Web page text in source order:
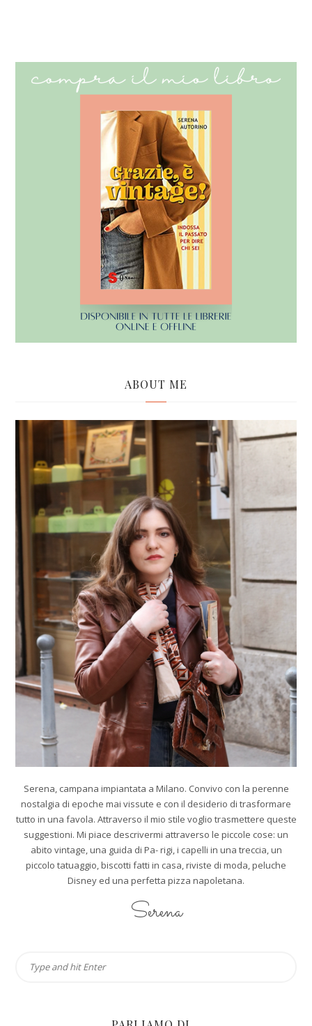
ABOUT ME
Serena, campana impiantata a Milano. Convivo con la perenne
nostalgia di epoche mai vissute e con il desiderio di trasformare
tutto in una favola. Attraverso il mio stile voglio trasmettere queste
suggestioni. Mi piace descrivermi attraverso le piccole cose: un
abito vintage, una guida di Pa- rigi, i capelli in una treccia, un
piccolo tatuaggio, biscotti fatti in casa, riviste di moda, peluche
Disney ed una perfetta pizza napoletana.
Serena